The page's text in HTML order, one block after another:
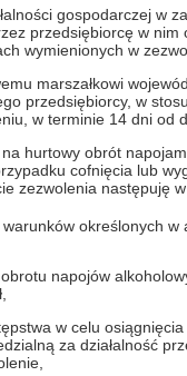
gospodarczej w
przedsiębiorcę w nim
wymienionych w
marszałkowi
przedsiębiorcy, w
w terminie 14 dni od
hurtowy obrót
cofnięcia lub
zezwolenia następuję
określonych w
napojów
w celu
za działalność